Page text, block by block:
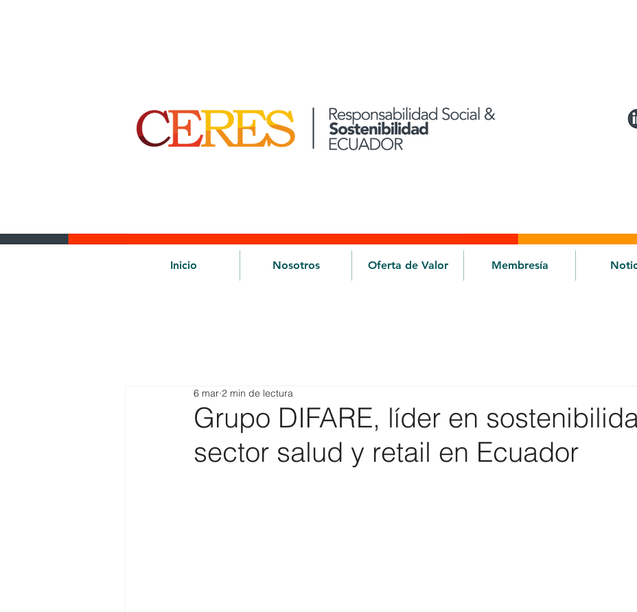
Inicio Nosotros Oferta de Valor Membresía
Grupo DIFARE, líder en
sector salud y retail en Ecuador
6 mar 2 min de lectura